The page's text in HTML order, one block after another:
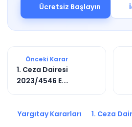
Ücretsiz Başlayın
Önceki Karar
1. Ceza Dairesi
2023/4546 E.
Yargıtay Kararları 1. Ceza